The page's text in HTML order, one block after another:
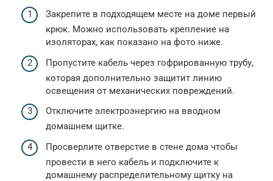
Закрепите в подходящем месте на доме первый
крюк. Можно использовать крепление на
изоляторах, как показано на фото ниже.
Пропустите кабель через гофрированную трубу,
которая дополнительно защитит линию
освещения от механических повреждений.
Отключите электроэнергию на вводном
домашнем щитке.
Просверлите отверстие в стене дома чтобы
провести в него кабель и подключите к
домашнему распределительному щитку на